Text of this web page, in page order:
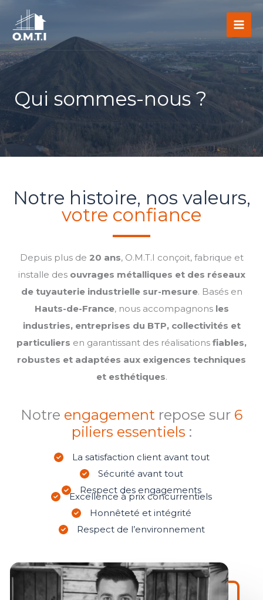
contenu
Qui sommes-nous ?
Notre histoire, nos valeurs,
votre confiance
Depuis plus de 20 ans, O.M.T.I conçoit, fabrique et
installe des ouvrages métalliques et des réseaux
de tuyauterie industrielle sur-mesure. Basés en
Hauts-de-France, nous accompagnons les
industries, entreprises du BTP, collectivités et
particuliers en garantissant des réalisations fiables,
robustes et adaptées aux exigences techniques
et esthétiques.
Notre engagement repose sur 6
piliers essentiels :
La satisfaction client avant tout
Sécurité avant tout
Respect des engagements
Excellence à prix concurrentiels
Honnêteté et intégrité
Respect de l’environnement